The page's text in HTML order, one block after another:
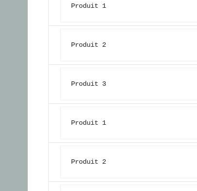
Produit 1
Produit 2
Produit 3
Produit 1
Produit 2